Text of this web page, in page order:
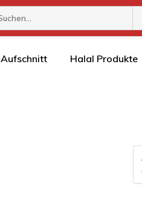
Aufschnitt Halal Produkte